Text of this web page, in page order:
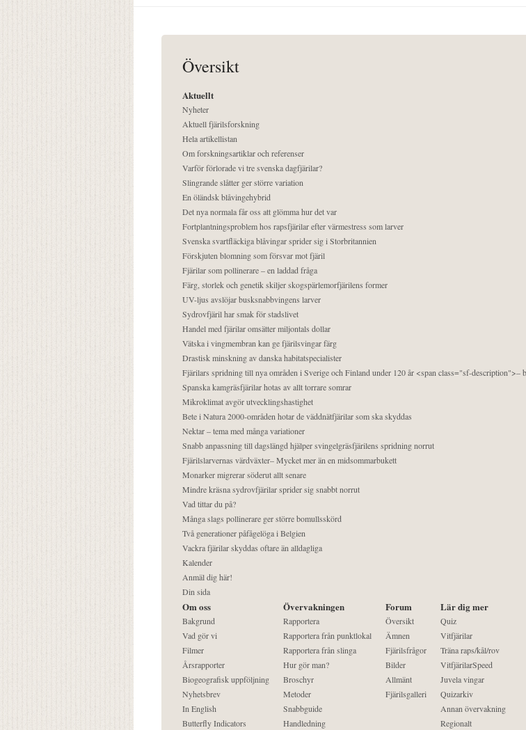
Översikt
Aktuellt
Nyheter
Aktuell fjärilsforskning
Hela artikellistan
Om forskningsartiklar och referenser
Varför förlorade vi tre svenska dagfjärilar?
Slingrande slåtter ger större variation
En öländsk blåvingehybrid
Det nya normala får oss att glömma hur det var
Fortplantningsproblem hos rapsfjärilar efter värmestress som larver
Svenska svartfläckiga blåvingar sprider sig i Storbritannien
Förskjuten blomning som försvar mot fjäril
Fjärilar som pollinerare – en laddad fråga
Färg, storlek och genetik skiljer skogspärlemorfjärilens former
UV-ljus avslöjar busksnabbvingens larver
Sydrovfjäril har smak för stadslivet
Handel med fjärilar omsätter miljontals dollar
Vätska i vingmembran kan ge fjärilsvingar färg
Drastisk minskning av danska habitatspecialister
Fjärilars spridning till nya områden i Sverige och Finland under 120 år <span class="sf-description">–
Spanska kamgräsfjärilar hotas av allt torrare somrar
Mikroklimat avgör utvecklingshastighet
Bete i Natura 2000-områden hotar de väddnätfjärilar som ska skyddas
Nektar – tema med många variationer
Snabb anpassning till dagslängd hjälper svingelgräsfjärilens spridning norrut
Fjärilslarvernas värdväxter– Mycket mer än en midsommarbukett
Monarker migrerar söderut allt senare
Mindre kräsna sydrovfjärilar sprider sig snabbt norrut
Vad tittar du på?
Många slags pollinerare ger större bomullsskörd
Två generationer påfågelöga i Belgien
Vackra fjärilar skyddas oftare än alldagliga
Kalender
Anmäl dig här!
Din sida
Om oss
Bakgrund
Vad gör vi
Filmer
Årsrapporter
Biogeografisk uppföljning
Nyhetsbrev
In English
Butterfly Indicators
Övervakningen
Rapportera
Rapportera från punktlokal
Rapportera från slinga
Hur gör man?
Broschyr
Metoder
Snabbguide
Handledning
Forum
Översikt
Ämnen
Fjärilsfrågor
Bilder
Allmänt
Fjärilsgalleri
Lär dig mer
Quiz
Vitfjärilar
Träna raps/kål/rov
VitfjärilarSpeed
Juvela vingar
Quizarkiv
Annan övervakning
Regionalt